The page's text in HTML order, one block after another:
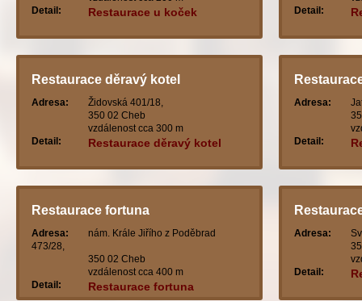
Detail:
Restaurace u koček
Detail:
Restaurace děravý kotel
Adresa:
Židovská 401/18,
350 02 Cheb
vzdálenost cca 300 m
Detail:
Restaurace děravý kotel
Adresa:
Detail:
Restaurace fortuna
Adresa:
nám. Krále Jiřího z Poděbrad
473/28,
350 02 Cheb
vzdálenost cca 400 m
Detail:
Restaurace fortuna
Adresa:
Detail: